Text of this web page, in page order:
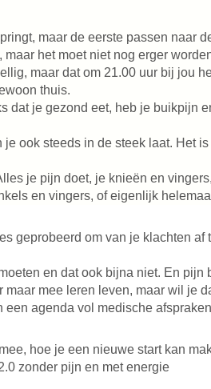
maar de eerste passen naar
het moet niet nog erger
maar dat om 21.00 uur bij jou
thuis.
je gezond eet, heb je buikpijn
ook steeds in de steek laat. Het
je pijn doet, je knieën en
en vingers, of eigenlijk helemaal
geprobeerd om van je klachten
en dat ook bijna niet. En
mee leren leven, maar wil je
agenda vol medische
hoe je een nieuwe start kan
zonder pijn en met energie